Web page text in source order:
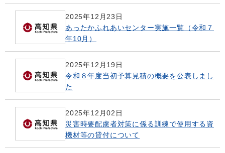
2025年12月23日
あったかふれあいセンター実施一覧（令和７
年10月）
2025年12月19日
令和８年度当初予算見積の概要を公表しまし
た
2025年12月02日
災害時要配慮者対策に係る訓練で使用する資
機材等の貸付について